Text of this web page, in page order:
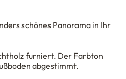
schönes Panorama in Ihr
furniert. Der Farbton
abgestimmt.